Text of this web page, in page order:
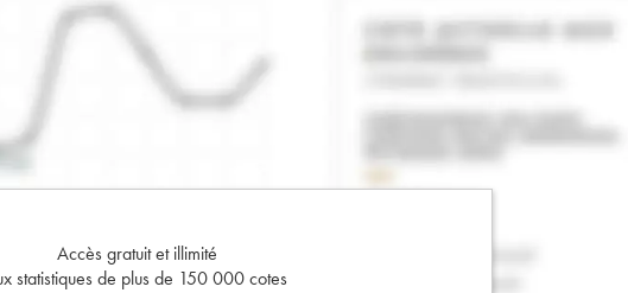
Accès gratuit et illimité
statistiques de plus de 150 000 cotes